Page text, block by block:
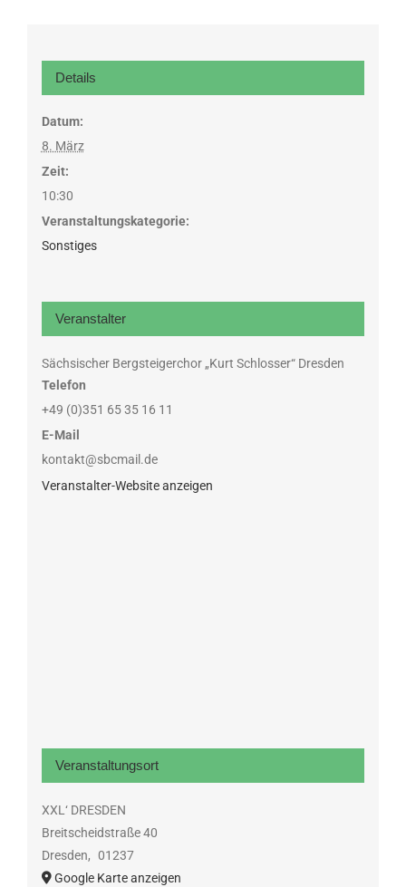
Details
Datum:
8. März
Zeit:
10:30
Veranstaltungskategorie:
Sonstiges
Veranstalter
Sächsischer Bergsteigerchor „Kurt Schlosser“ Dresden
Telefon
+49 (0)351 65 35 16 11
E-Mail
kontakt@sbcmail.de
Veranstalter-Website anzeigen
Veranstaltungsort
XXL‘ DRESDEN
Breitscheidstraße 40
Dresden, 01237
Google Karte anzeigen